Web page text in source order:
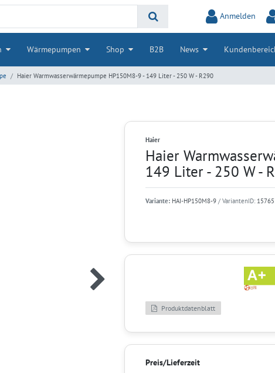
Anmelden
Wärmepumpen Shop B2B News
Haier Warmwasserwärmepumpe HP150M8-9 - 149 Liter - 250 W - R290
Haier
Haier
149 Liter - 250 W -
Variante: HAI-HP150M8-9 / VariantenID:
Produktdatenblatt
Preis/Lieferzeit